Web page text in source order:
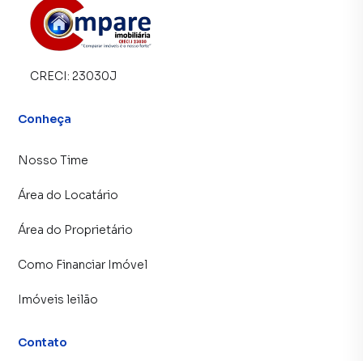
CRECI: 23030J
Conheça
Nosso Time
Área do Locatário
Área do Proprietário
Como Financiar Imóvel
Imóveis leilão
Contato